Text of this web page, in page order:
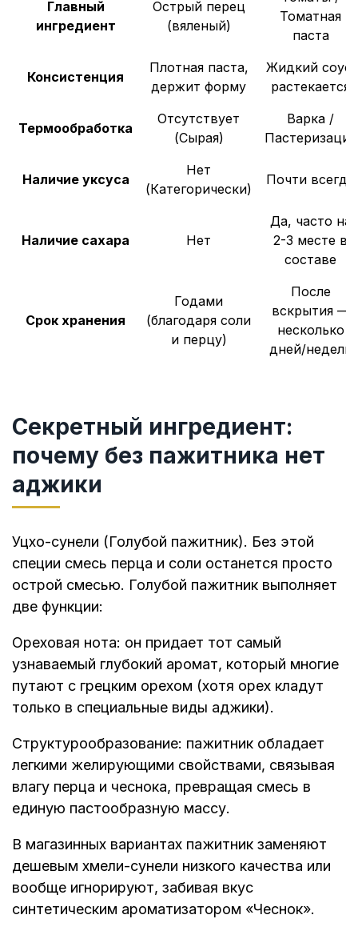
Главный
ингредиент
Острый перец
(вяленый)
Томатная
паста
Консистенция
Плотная паста,
держит форму
Жидкий соус,
растекается
Термообработка
Отсутствует
(Сырая)
Варка /
Пастеризация
Наличие уксуса
Нет
(Категорически)
Почти всегда
Наличие сахара Нет
Да, часто на
2-3 месте в
составе
Срок хранения
Годами
(благодаря соли
и перцу)
После
вскрытия —
несколько
дней/недель
Секретный ингредиент:
почему без пажитника нет
аджики
Уцхо-сунели (Голубой пажитник). Без этой
специи смесь перца и соли останется просто
острой смесью. Голубой пажитник выполняет
две функции:
Ореховая нота: он придает тот самый
узнаваемый глубокий аромат, который многие
путают с грецким орехом (хотя орех кладут
только в специальные виды аджики).
Структурообразование: пажитник обладает
легкими желирующими свойствами, связывая
влагу перца и чеснока, превращая смесь в
единую пастообразную массу.
В магазинных вариантах пажитник заменяют
дешевым хмели-сунели низкого качества или
вообще игнорируют, забивая вкус
синтетическим ароматизатором «Чеснок».